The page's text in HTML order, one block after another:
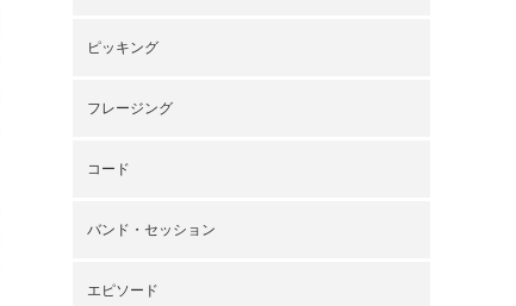
ピッキング
フレージング
コード
バンド・セッション
エピソード